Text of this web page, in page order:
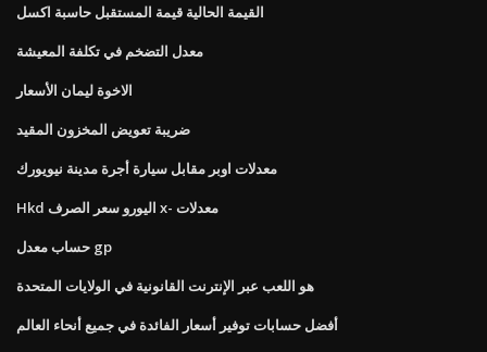
القيمة الحالية قيمة المستقبل حاسبة اكسل
معدل التضخم في تكلفة المعيشة
الاخوة ليمان الأسعار
ضريبة تعويض المخزون المقيد
معدلات اوبر مقابل سيارة أجرة مدينة نيويورك
Hkd اليورو سعر الصرف x- معدلات
حساب معدل gp
هو اللعب عبر الإنترنت القانونية في الولايات المتحدة
أفضل حسابات توفير أسعار الفائدة في جميع أنحاء العالم